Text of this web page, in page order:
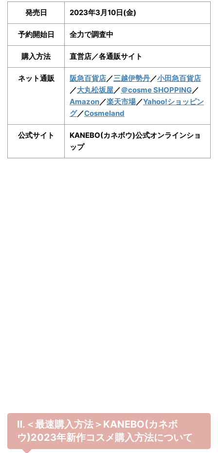
発売日 2023年3月10日(金)
予約開始日 全力で調査中
購入方法 直営店／各通販サイト
ネット通販 阪急百貨店／三越伊勢丹／小田急百貨店
／大丸松坂屋／＠cosme SHOPPING／
Amazon／楽天市場／Yahoo!ショッピン
グ／Cosmeland
公式サイト
KANEBO(カネボウ)公式オンラインショ
ップ
Ⅱ.＜最速購入方法＞KANEBO(カネボ
ウ)2023年新作コスメ購入方法について